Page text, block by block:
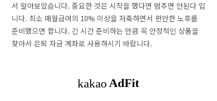
서 알아보았습니다. 중요한 것은 시작을 했다면 멈추면 안된다 입
니다. 최소 매월급여의 10% 이상을 저축하면서 편안한 노후를
준비했으면 합니다. 긴 시간 준비하는 만큼 꼭 안정적인 상품을
찾아서 은퇴 자금 계좌로 사용하시기 바랍니다.